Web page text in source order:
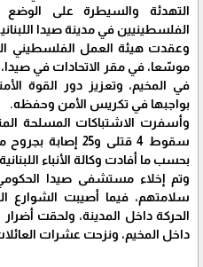
التهدئة والسيطرة على
الفلسطينيين في مدينة صيدا
وعقدت هيئة العمل الفلسطيني
موسّعا، في مقر الاتحادات في
في المخيم، وتعزيز دور القوة
بواجبها في تكريس الأمن وحفظه.
وأسفرت الاشتباكات المسلحة
سقوط 4 قتلى و25
بحسب ما أفادت وكالة الأنباء
وتم إخلاء مستشفى صيدا
سلامتهم، فيما أصيبت الشوارع
الحركة داخل المدينة، ولحقت أضرار
داخل المخيم، ونزحت عشرات